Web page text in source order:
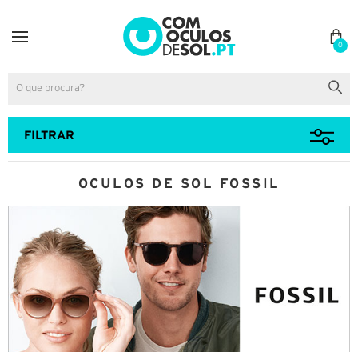
0
FILTRAR
OCULOS DE SOL FOSSIL